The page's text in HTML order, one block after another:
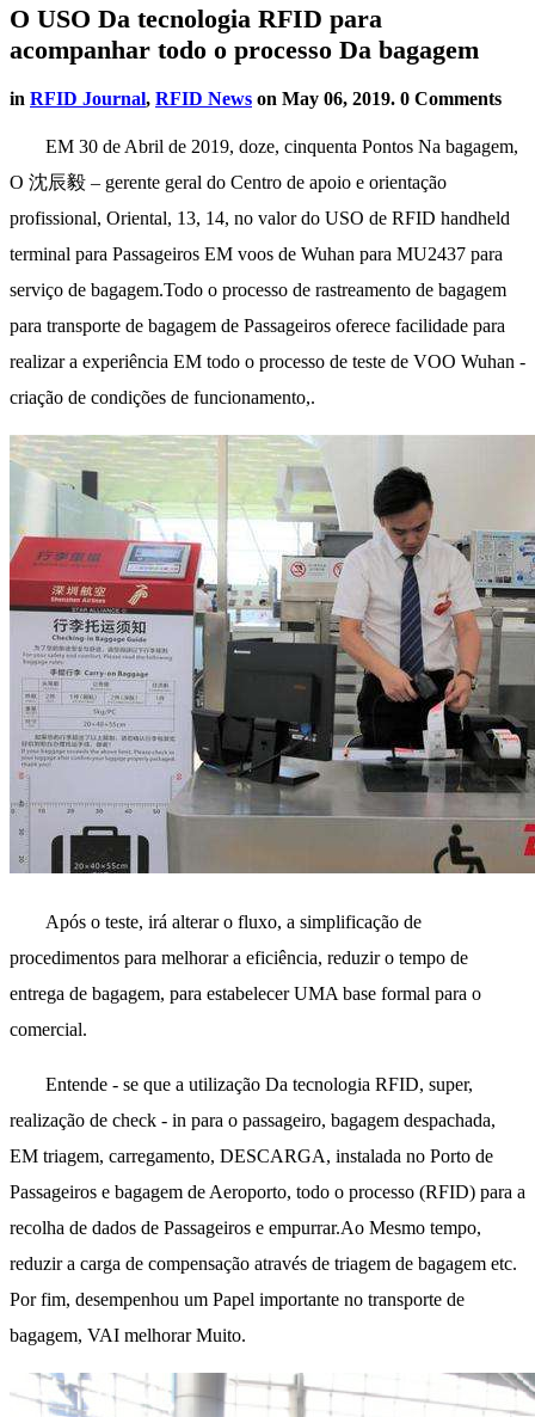
O USO Da tecnologia RFID para
acompanhar todo o processo Da bagagem
in RFID Journal, RFID News on May 06, 2019. 0 Comments
EM 30 de Abril de 2019, doze, cinquenta Pontos Na bagagem,
O 沈辰毅 – gerente geral do Centro de apoio e orientação
profissional, Oriental, 13, 14, no valor do USO de RFID handheld
terminal para Passageiros EM voos de Wuhan para MU2437 para
serviço de bagagem.Todo o processo de rastreamento de bagagem
para transporte de bagagem de Passageiros oferece facilidade para
realizar a experiência EM todo o processo de teste de VOO Wuhan -
criação de condições de funcionamento,.
Após o teste, irá alterar o fluxo, a simplificação de
procedimentos para melhorar a eficiência, reduzir o tempo de
entrega de bagagem, para estabelecer UMA base formal para o
comercial.
Entende - se que a utilização Da tecnologia RFID, super,
realização de check - in para o passageiro, bagagem despachada,
EM triagem, carregamento, DESCARGA, instalada no Porto de
Passageiros e bagagem de Aeroporto, todo o processo (RFID) para a
recolha de dados de Passageiros e empurrar.Ao Mesmo tempo,
reduzir a carga de compensação através de triagem de bagagem etc.
Por fim, desempenhou um Papel importante no transporte de
bagagem, VAI melhorar Muito.